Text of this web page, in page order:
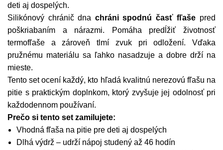
deti aj dospelých.
Silikónový chránič dna chráni spodnú časť fľaše pred
poškriabaním a nárazmi. Pomáha predĺžiť životnosť
termofľaše a zároveň tlmí zvuk pri odložení. Vďaka
pružnému materiálu sa ľahko nasadzuje a dobre drží na
mieste.
Tento set ocení každý, kto hľadá kvalitnú nerezovú fľašu na
pitie s praktickým doplnkom, ktorý zvyšuje jej odolnosť pri
každodennom používaní.
Prečo si tento set zamilujete:
Vhodná fľaša na pitie pre deti aj dospelých
Dlhá výdrž – udrží nápoj studený až 46 hodín